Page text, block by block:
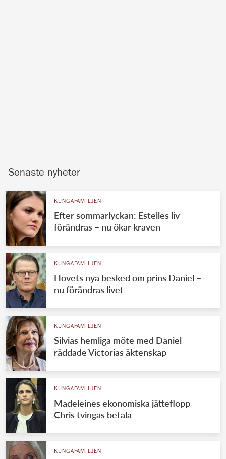
Senaste nyheter
KUNGAFAMILJEN
Efter sommarlyckan: Estelles liv
förändras – nu ökar kraven
KUNGAFAMILJEN
Hovets nya besked om prins Daniel –
nu förändras livet
KUNGAFAMILJEN
Silvias hemliga möte med Daniel
räddade Victorias äktenskap
KUNGAFAMILJEN
Madeleines ekonomiska jätteflopp –
Chris tvingas betala
KUNGAFAMILJEN